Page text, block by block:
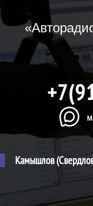
Камышлов